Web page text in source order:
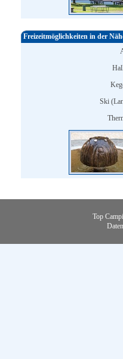
Freizeitmöglichkeiten in der
Ski
Top